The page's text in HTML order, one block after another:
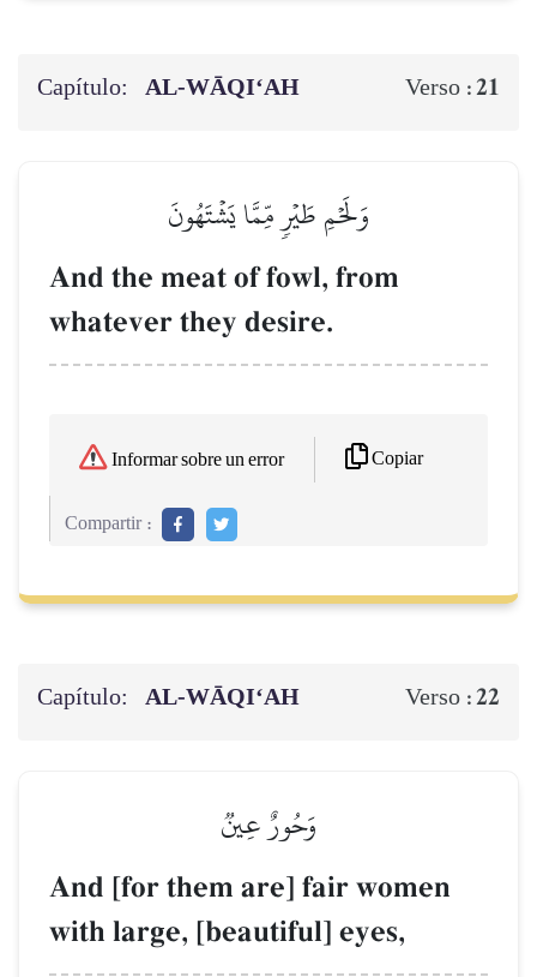
Capítulo: AL‑WĀQI‘AH Verso :21
وَلَحۡمِ طَيۡرٖ مِّمَّا يَشۡتَهُونَ
And the meat of fowl, from
whatever they desire.
Informar sobre un error Copiar
Compartir :
Capítulo: AL‑WĀQI‘AH Verso :22
وَحُورٌ عِينٞ
And [for them are] fair women
with large, [beautiful] eyes,